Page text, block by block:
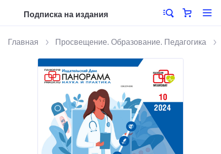
Подписка на издания
Главная Просвещение. Образование. Педагогика